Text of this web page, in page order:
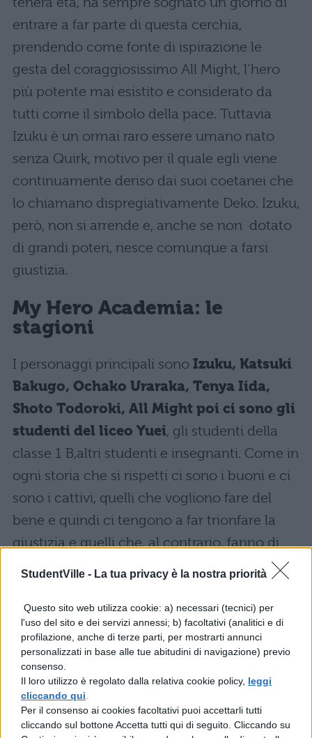
StudentVille - La tua privacy è la nostra priorità
Questo sito web utilizza cookie: a) necessari (tecnici) per
l'uso del sito e dei servizi annessi; b) facoltativi (analitici e di
profilazione, anche di terze parti, per mostrarti annunci
personalizzati in base alle tue abitudini di navigazione) previo
consenso.
Il loro utilizzo è regolato dalla relativa cookie policy, leggi
cliccando qui
Per il consenso ai cookies facoltativi puoi accettarli tutti
cliccando sul bottone Accetta tutti qui di seguito. Cliccando su
entrare a far parte di questa cerchia,
prendendo come fonte di ispirazione le
gesta del coraggiosissimo All Might, l’hero
più potente mai esistito e considerato da
tutti come il simbolo della pace. Tuttavia
Izuku è un ormai raro essere umano nato
senza Quirk, motivo per il quale egli viene
continuamente deriso dai suoi coetanei che
lo chiamano dispregiativamente Deko. Izuku,
però, non si arrende e, anche se non dotato
di grandi poteri, riesce comunque a farsi
giustizia.
My Hero Academia: le
stagioni
I personaggi principali sono Izuku, Katsuki
Bakugo, Ochako Uraraka, Tenya Iida,
Shoto Todoroki, All Might poi ci sono gli
studenti del liceo Yuei, gli studenti della
classe 1 B,altri studenti e insegnanti. Come in
ogni storia che si rispetti ci sono i buoni e ci
sono i cattivi, quelli che vogliono fare del
bene e quindi ci tengono a far trionfare la
giustizia e quelli che, al contrario, fanno di
tutto per diffondere il male. Le stagioni sono
anche dei videogiochi.
My Hero Academia: il film
My Hero Academia: the heroes rising è un
nuovo lungometraggio in cui ritroveremo
Deku, Bakugo, Todoroki e tutti gli altri